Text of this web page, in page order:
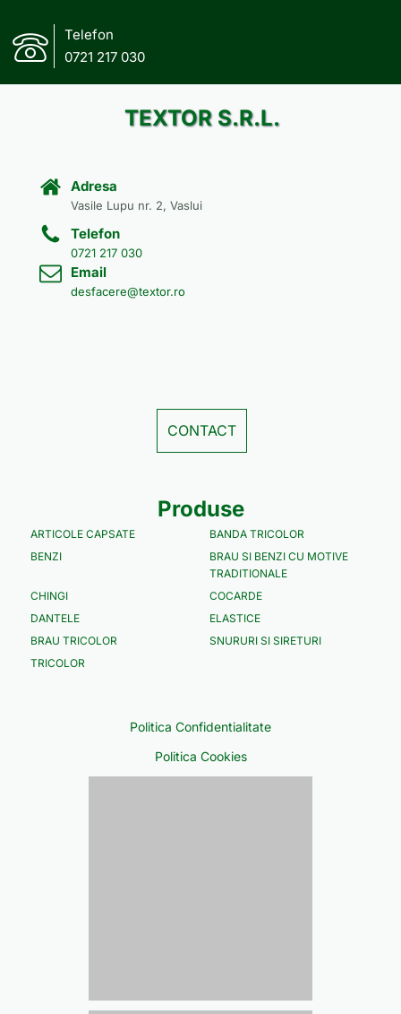
Telefon
0721 217 030
TEXTOR S.R.L.
Adresa
Vasile Lupu nr. 2, Vaslui
Telefon
0721 217 030
Email
desfacere@textor.ro
CONTACT
Produse
ARTICOLE CAPSATE
BANDA TRICOLOR
BENZI
BRAU SI BENZI CU MOTIVE
TRADITIONALE
CHINGI
COCARDE
DANTELE
ELASTICE
BRAU TRICOLOR
SNURURI SI SIRETURI
TRICOLOR
Politica Confidentialitate
Politica Cookies